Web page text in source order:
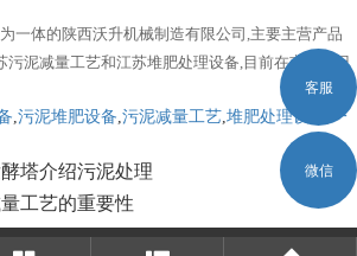
一体的陕西沃升机械制造有限公司,主要主营产品
污泥减量工艺和江苏堆肥处理设备,目前在市场上已
,污泥堆肥设备 ,污泥减量工艺 ,堆肥处理设备
一
塔介绍污泥处理
工艺的重要性
客服